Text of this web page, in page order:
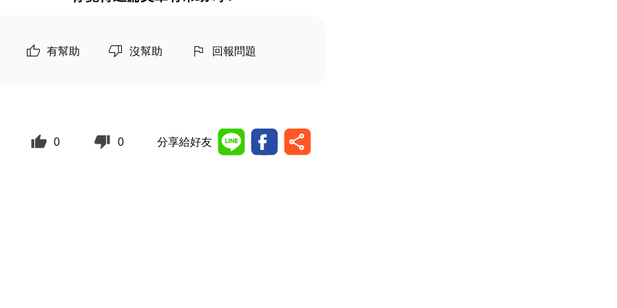
有幫助 沒幫助 回報問題
0 0 分享給好友